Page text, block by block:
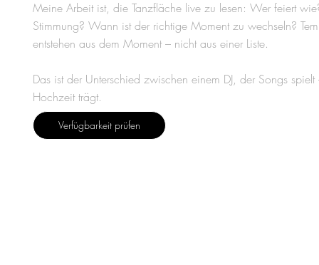
Meine Arbeit ist, die Tanzfläche live zu lesen: Wer feiert
Stimmung? Wann ist der richtige Moment zu wechseln?
entstehen aus dem Moment – nicht aus einer Liste.
Das ist der Unterschied zwischen einem DJ, der Songs
Hochzeit trägt.
Verfügbarkeit prüfen